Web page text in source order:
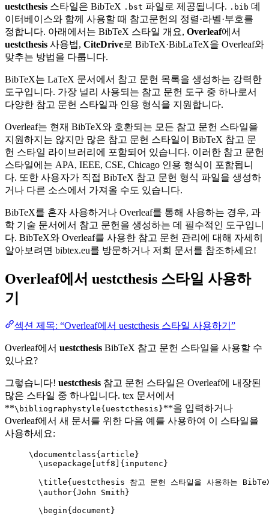
uestcthesis 스타일은 BibTeX .bst 파일로 제공됩니다. .bib 데
이터베이스와 함께 사용할 때 참고문헌의 정렬·라벨·부호를
정합니다. 아래에서는 BibTeX 스타일 개요, Overleaf에서
uestcthesis 사용법, CiteDrive로 BibTeX·BibLaTeX을 Overleaf와
맞추는 방법을 다룹니다.
BibTeX는 LaTeX 문서에서 참고 문헌 목록을 생성하는 강력한
도구입니다. 가장 널리 사용되는 참고 문헌 도구 중 하나로서
다양한 참고 문헌 스타일과 인용 형식을 지원합니다.
Overleaf는 현재 BibTeX와 호환되는 모든 참고 문헌 스타일을
지원하지는 않지만 많은 참고 문헌 스타일이 BibTeX 참고 문
헌 스타일 라이브러리에 포함되어 있습니다. 이러한 참고 문헌
스타일에는 APA, IEEE, CSE, Chicago 인용 형식이 포함됩니
다. 또한 사용자가 직접 BibTeX 참고 문헌 형식 파일을 생성하
거나 다른 소스에서 가져올 수도 있습니다.
BibTeX를 혼자 사용하거나 Overleaf를 통해 사용하는 경우, 과
학 기술 문서에서 참고 문헌을 생성하는 데 필수적인 도구입니
다. BibTeX와 Overleaf를 사용한 참고 문헌 관리에 대해 자세히
알아보려면 bibtex.eu를 방문하거나 저희 문서를 참조하세요!
Overleaf에서 uestcthesis 스타일 사용하
기
섹션 제목: “Overleaf에서 uestcthesis 스타일 사용하기”
Overleaf에서 uestcthesis BibTeX 참고 문헌 스타일을 사용할 수
있나요?
그렇습니다! uestcthesis 참고 문헌 스타일은 Overleaf에 내장된
많은 스타일 중 하나입니다. tex 문서에서
**\bibliographystyle{uestcthesis}**을 입력하거나
Overleaf에서 새 문서를 위한 다음 예를 사용하여 이 스타일을
사용하세요:
\documentclass{ article }
\usepackage
utf8 ]{ inputenc }
\title{uestcthesis 참고 문헌 스타일을 사용하는
\author{John Smith}
\begin{ document }